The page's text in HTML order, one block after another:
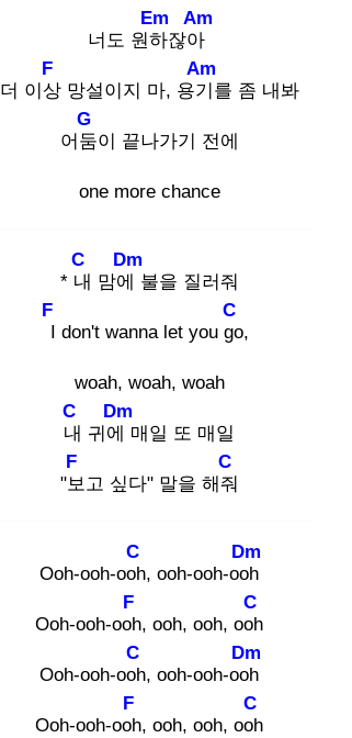
너도 원하
Em
잖아
Am
더 이상
F
망설이지 마, 용기
Am
를 좀 내봐
어둠
G
이 끝나가기 전에
one more chance
* 내
C
맘에
Dm
불을 질러줘
I
F
don't wanna let you go
C
,
woah, woah, woah
내
C
귀에
Dm
매일 또 매일
"보
F
고 싶다" 말을 해줘
C
Ooh-ooh-ooh
C
, ooh-ooh-ooh
Dm
Ooh-ooh-ooh
F
, ooh, ooh, ooh
C
Ooh-ooh-ooh
C
, ooh-ooh-ooh
Dm
Ooh-ooh-ooh
F
, ooh, ooh, ooh
C